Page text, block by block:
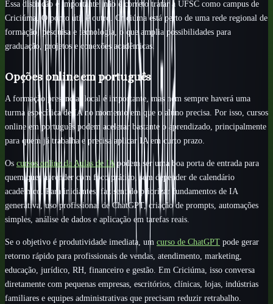
Essa distinção é importante: não é correto tratar a UFSC como campus de
Criciúma. O ponto útil é outro. Criciúma está perto de uma rede regional de
formação, pesquisa e tecnologia, o que amplia possibilidades para
graduação, projetos e conexões acadêmicas.
Opções online em português
A formação presencial local é importante, mas nem sempre haverá uma
turma específica de IA no momento em que o aluno precisa. Por isso, cursos
online em português podem acelerar bastante o aprendizado, principalmente
para quem já trabalha e precisa aplicar IA em curto prazo.
Os cursos online da Aulas de IApodem ser uma boa porta de entrada para
quem quer aprender com foco prático, sem depender de calendário
acadêmico. Para iniciantes, faz sentido priorizar fundamentos de IA
generativa, uso profissional de ChatGPT, criação de prompts, automações
simples, análise de dados e aplicação em tarefas reais.
Se o objetivo é produtividade imediata, um curso de ChatGPT pode gerar
retorno rápido para profissionais de vendas, atendimento, marketing,
educação, jurídico, RH, financeiro e gestão. Em Criciúma, isso conversa
diretamente com pequenas empresas, escritórios, clínicas, lojas, indústrias
familiares e equipes administrativas que precisam reduzir retrabalho.